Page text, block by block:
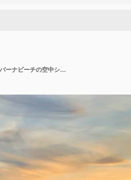
夕焼け空の下でブラジル、リオデジャネイロの美しいコパカバーナビーチの空中ショット